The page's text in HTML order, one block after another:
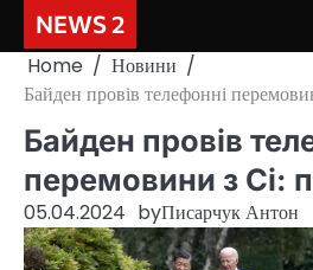
content
NEWS 2
Home
Новини
Байден провів телефонні
Байден провів
перемовини з Сі:
05.04.2024 byПисарчук Антон